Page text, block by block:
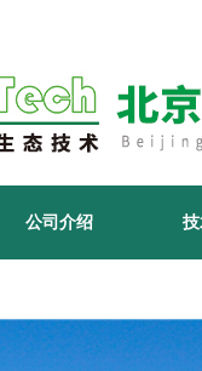
公司介绍